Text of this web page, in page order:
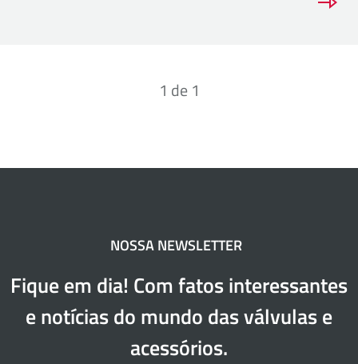
1 de1
NOSSA NEWSLETTER
Fique em dia! Com fatos interessantes
e notícias do mundo das válvulas e
acessórios.